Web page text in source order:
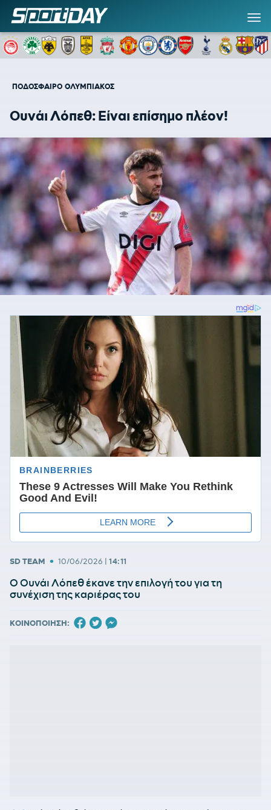
ΠΟΔΟΣΦΑΙΡΟ ΟΛΥΜΠΙΑΚΟΣ
Ουνάι Λόπεθ: Είναι επίσημο πλέον!
SD TEAM • 10/06/2026 | 14:11
Ο Ουνάι Λόπεθ έκανε την επιλογή του για τη
συνέχιση της καριέρας του
ΚΟΙΝΟΠΟΙΗΣΗ: